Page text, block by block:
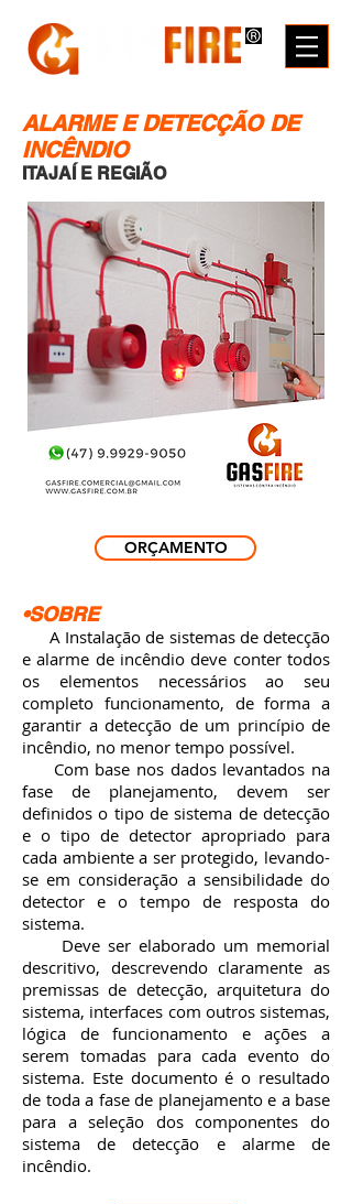
ALARME E DETECÇÃO DE
INCÊNDIO
ITAJAÍ E REGIÃO
ORÇAMENTO
•SOBRE
A Instalação de sistemas de detecção
e alarme de incêndio deve conter todos
os elementos necessários ao seu
completo funcionamento, de forma a
garantir a detecção de um princípio de
incêndio, no menor tempo possível.
Com base nos dados levantados na
fase de planejamento, devem ser
definidos o tipo de sistema de detecção
e o tipo de detector apropriado para
cada ambiente a ser protegido, levando-
se em consideração a sensibilidade do
detector e o tempo de resposta do
sistema.
Deve ser elaborado um memorial
descritivo, descrevendo claramente as
premissas de detecção, arquitetura do
sistema, interfaces com outros sistemas,
lógica de funcionamento e ações a
serem tomadas para cada evento do
sistema. Este documento é o resultado
de toda a fase de planejamento e a base
para a seleção dos componentes do
sistema de detecção e alarme de
incêndio.